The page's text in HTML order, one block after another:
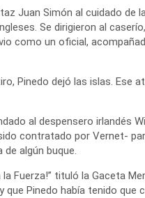
Juan Simón al cuidado de
Se dirigieron al
como un oficial,
Pinedo dejó las islas. Ese
al despensero irlandés
contratado por Vernet-
algún buque.
la Fuerza!” tituló la Gaceta
Pinedo había tenido que